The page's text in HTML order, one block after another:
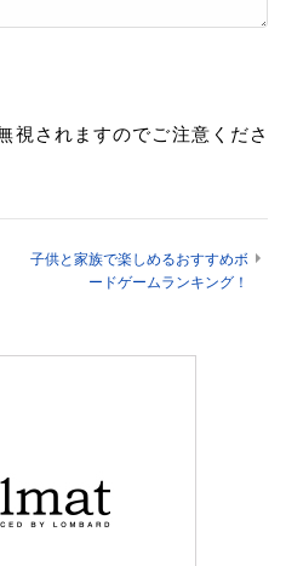
視されますのでご注意くださ
子供と家族で楽しめるおすすめボ
ードゲームランキング！